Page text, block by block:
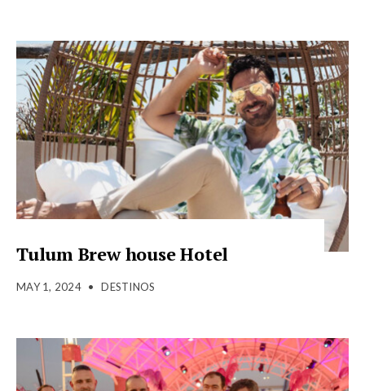
Tulum Brew house Hotel
MAY 1, 2024 • DESTINOS